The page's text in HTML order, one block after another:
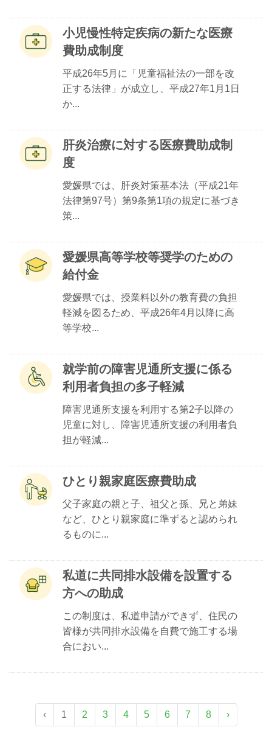
小児慢性特定疾病の新たな医療
費助成制度
平成26年5月に「児童福祉法の一部を改
正する法律」が成立し、平成27年1月1日
か...
肝炎治療に対する医療費助成制
度
愛媛県では、肝炎対策基本法（平成21年
法律第97号）第9条第1項の規定に基づき
策...
愛媛県高等学校等奨学のための
給付金
愛媛県では、授業料以外の教育費の負担
軽減を図るため、平成26年4月以降に高
等学校...
就学前の障害児通所支援に係る
利用者負担の多子軽減
障害児通所支援を利用する第2子以降の
児童に対し、障害児通所支援の利用者負
担が軽減...
ひとり親家庭医療費助成
父子家庭の親と子、祖父と孫、兄と弟妹
など、ひとり親家庭に準ずると認められ
るものに...
私道に共同排水設備を設置する
方への助成
この制度は、私道申請ができず、住民の
皆様が共同排水設備を自費で施工する場
合におい...
‹ 1 2 3 4 5 6 7 8 ›